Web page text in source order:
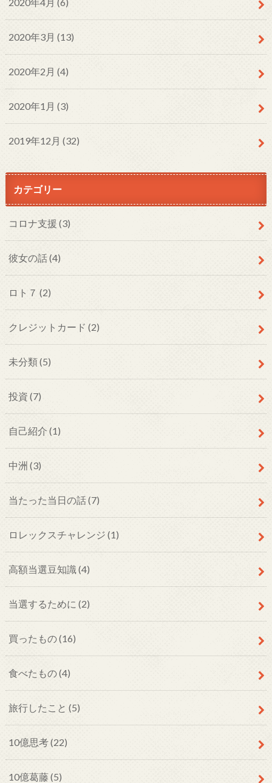
2020年3月 (13)
2020年2月 (4)
2020年1月 (3)
2019年12月 (32)
カテゴリー
コロナ支援 (3)
彼女の話(4)
ロト７ (2)
クレジットカード (2)
未分類(5)
投資 (7)
自己紹介 (1)
中洲 (3)
当たった当日の話(7)
ロレックスチャレンジ (1)
高額当選豆知識(4)
当選するために (2)
買ったもの(16)
食べたもの(4)
旅行したこと (5)
10億思考(22)
10億葛藤(5)